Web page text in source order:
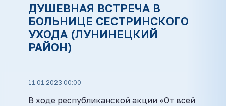
ДУШЕВНАЯ ВСТРЕЧА В
БОЛЬНИЦЕ СЕСТРИНСКОГО
УХОДА (ЛУНИНЕЦКИЙ
РАЙОН)
11.01.2023 00:00
В ходе республиканской акции «От всей